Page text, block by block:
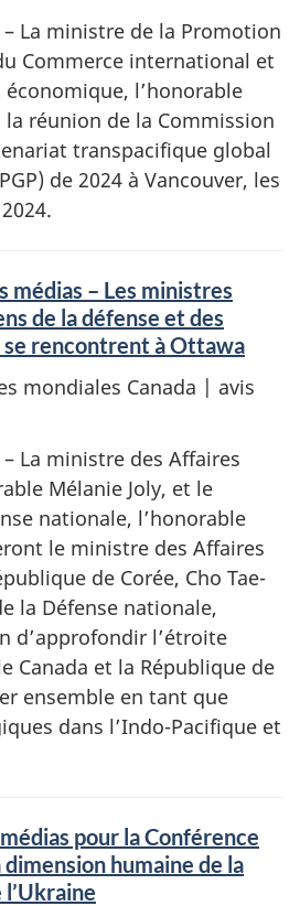
– La ministre de la Promotion
Commerce international et
l’honorable
réunion de la Commission
transpacifique global
de 2024 à Vancouver, les
médias – Les ministres
de la défense et des
rencontrent à Ottawa
mondiales Canada | avis
La ministre des Affaires
Mélanie Joly, et le
nationale, l’honorable
le ministre des Affaires
de Corée, Cho Tae-
la Défense nationale,
d’approfondir l’étroite
Canada et la République de
ensemble en tant que
dans l’Indo-Pacifique et
pour la Conférence
humaine de la